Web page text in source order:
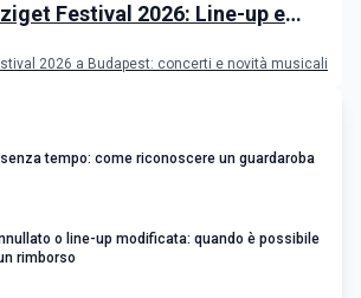
Festival 2026: Line-up e
2026 a Budapest: concerti e novità musicali
tempo: come riconoscere un guardaroba
o line-up modificata: quando è possibile
rimborso